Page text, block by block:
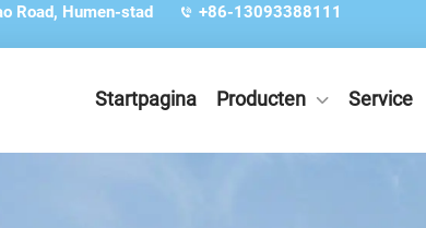
Road, Humen-stad
+86-13093388111
Startpagina Producten Service